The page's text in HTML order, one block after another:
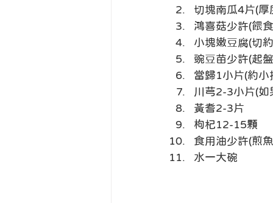
切塊南瓜4片(厚
鴻喜菇少許(餵
小塊嫩豆腐(切
豌豆苗少許(起
當歸1小片(約小
川芎2-3小片(如
黃耆2-3片
枸杞12-15顆
食用油少許(煎
水一大碗